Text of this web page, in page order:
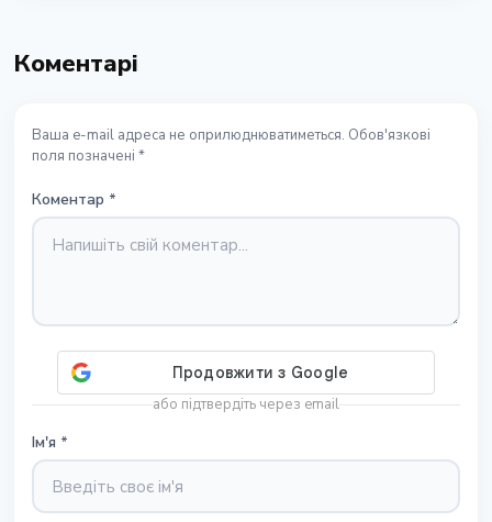
Коментарі
Ваша e-mail адреса не оприлюднюватиметься. Обов'язкові
поля позначені *
Коментар *
або підтвердіть через email
Ім'я *